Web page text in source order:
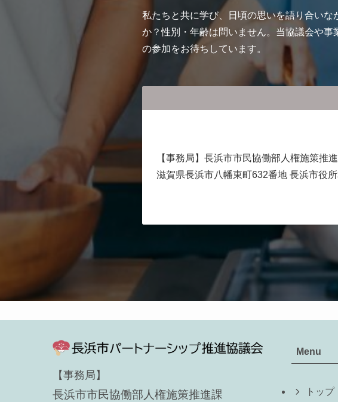
私たちと共に学び、⽇頃の思いを語り合い
か？性別・年齢は問いません。当協議会や
の参加をお待ちしています。
【事務局】⻑浜市市⺠協働部⼈権施策推
滋賀県⻑浜市⼋幡東町632番地 ⻑浜市役
【事務局】
⻑浜市市⺠協働部⼈権施策推進課
Menu
トップ